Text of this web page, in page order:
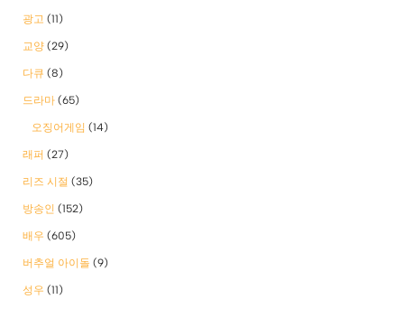
광고 (11)
교양 (29)
다큐 (8)
드라마 (65)
오징어게임 (14)
래퍼 (27)
리즈 시절 (35)
방송인 (152)
배우 (605)
버추얼 아이돌 (9)
성우 (11)